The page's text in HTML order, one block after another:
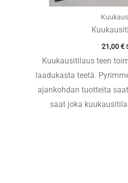
21,00€
Kuukausitilaus teen
laadukasta teetä.
ajankohdan tuotteita
saat joka